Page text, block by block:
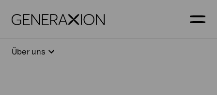
Generaxion
Über uns